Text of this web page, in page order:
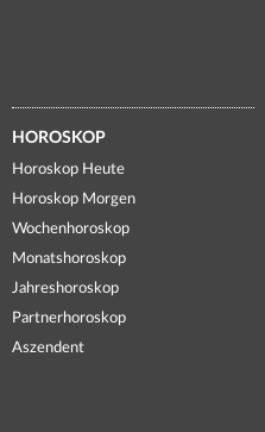
HOROSKOP
Horoskop Heute
Horoskop Morgen
Wochenhoroskop
Monatshoroskop
Jahreshoroskop
Partnerhoroskop
Aszendent